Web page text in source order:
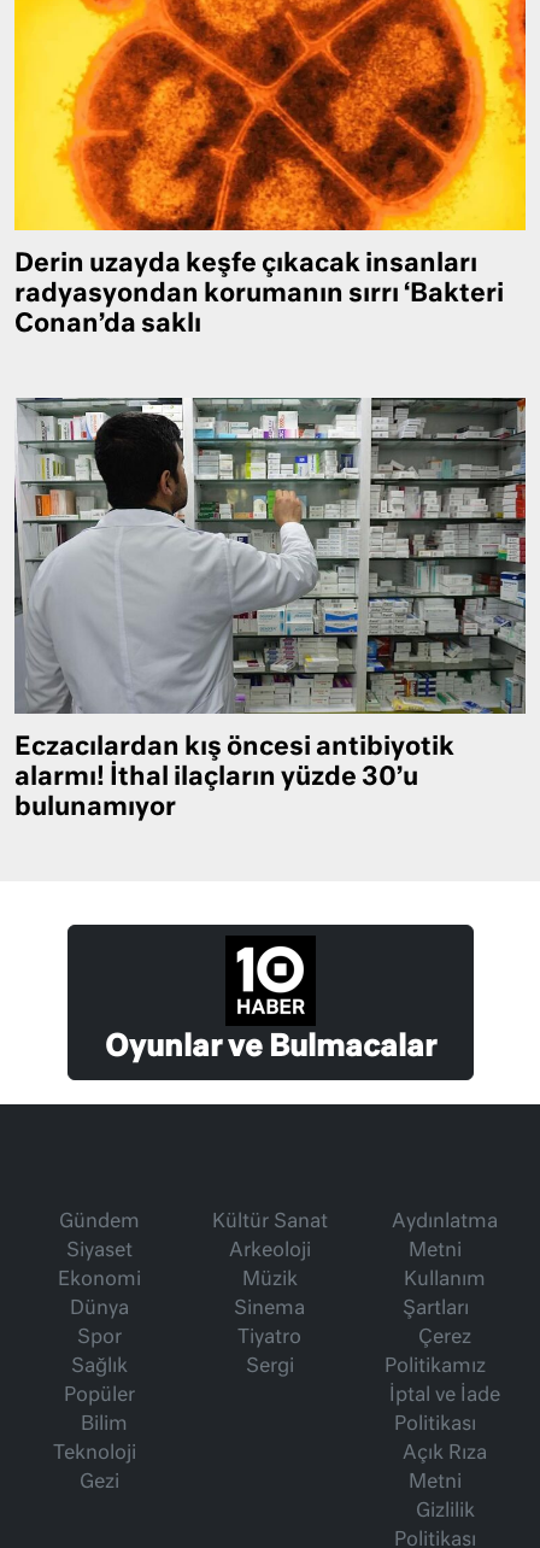
Derin uzayda keşfe çıkacak insanları
radyasyondan korumanın sırrı ‘Bakteri
Conan’da saklı
Eczacılardan kış öncesi antibiyotik
alarmı! İthal ilaçların yüzde 30’u
bulunamıyor
Oyunlar ve Bulmacalar
Gündem
Siyaset
Ekonomi
Dünya
Spor
Sağlık
Popüler
Bilim
Teknoloji
Gezi
Kültür Sanat
Arkeoloji
Müzik
Sinema
Tiyatro
Sergi
Aydınlatma
Metni
Kullanım
Şartları
Çerez
Politikamız
İptal ve İade
Politikası
Açık Rıza
Metni
Gizlilik
Politikası